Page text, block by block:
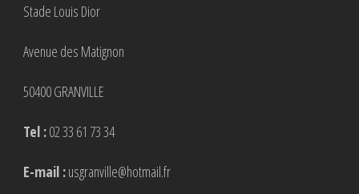
Stade Louis Dior
Avenue des Matignon
50400 GRANVILLE
Tel :02 33 61 73 34
E-mail :usgranville@hotmail.fr